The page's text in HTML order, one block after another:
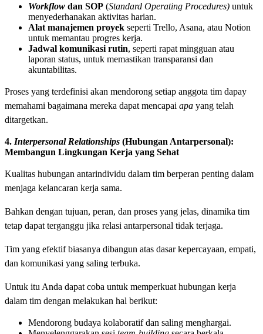
Workflow dan SOP (Standard Operating Procedures) untuk
menyederhanakan aktivitas harian.
Alat manajemen proyek seperti Trello, Asana, atau Notion
untuk memantau progres kerja.
Jadwal komunikasi rutin, seperti rapat mingguan atau
laporan status, untuk memastikan transparansi dan
akuntabilitas.
Proses yang terdefinisi akan mendorong setiap anggota tim dapay
memahami bagaimana mereka dapat mencapai apa yang telah
ditargetkan.
4. Interpersonal Relationships (Hubungan Antarpersonal):
Membangun Lingkungan Kerja yang Sehat
Kualitas hubungan antarindividu dalam tim berperan penting dalam
menjaga kelancaran kerja sama.
Bahkan dengan tujuan, peran, dan proses yang jelas, dinamika tim
tetap dapat terganggu jika relasi antarpersonal tidak terjaga.
Tim yang efektif biasanya dibangun atas dasar kepercayaan, empati,
dan komunikasi yang saling terbuka.
Untuk itu Anda dapat coba untuk memperkuat hubungan kerja
dalam tim dengan melakukan hal berikut:
Mendorong budaya kolaboratif dan saling menghargai.